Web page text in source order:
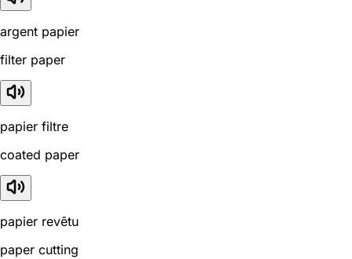
argent papier
filter paper
papier filtre
coated paper
papier revêtu
paper cutting